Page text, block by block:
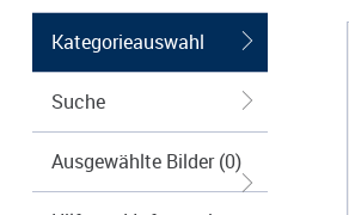
Kategorieauswahl
Suche
Ausgewählte Bilder (0)